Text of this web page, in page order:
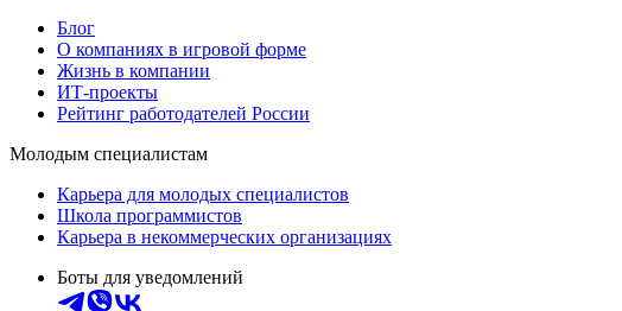
Блог
О компаниях в игровой форме
Жизнь в компании
ИТ-проекты
Рейтинг работодателей России
Молодым специалистам
Карьера для молодых специалистов
Школа программистов
Карьера в некоммерческих организациях
Боты для уведомлений